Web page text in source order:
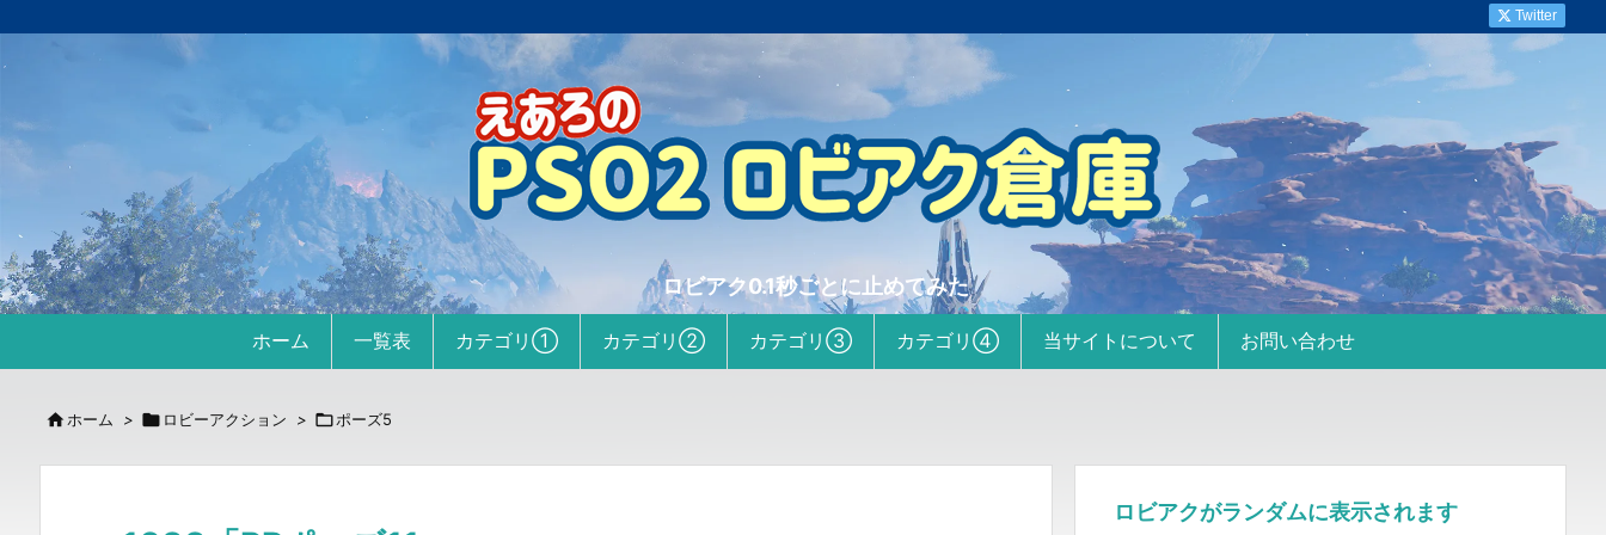
ロビアク0.1秒ごとに止めてみた
ホーム 一覧表 カテゴリ① カテゴリ② カテゴリ③ カテゴリ④ 当サイトについて お問い合わせ
Twitter
 ホーム >  ロビーアクション > ポーズ5
ロビアクがランダムに表示されます